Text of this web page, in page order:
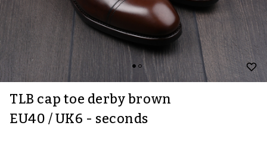
TLB cap toe derby brown
EU40 / UK6 - seconds